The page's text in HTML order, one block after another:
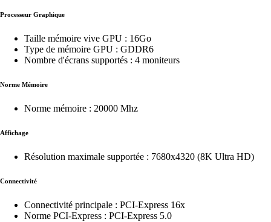
Processeur Graphique
Taille mémoire vive GPU : 16Go
Type de mémoire GPU : GDDR6
Nombre d'écrans supportés : 4 moniteurs
Norme Mémoire
Norme mémoire : 20000 Mhz
Affichage
Résolution maximale supportée : 7680x4320 (8K Ultra HD)
Connectivité
Connectivité principale : PCI-Express 16x
Norme PCI-Express : PCI-Express 5.0